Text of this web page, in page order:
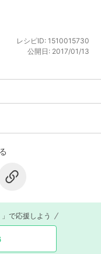
レシピID: 1510015730
公開日: 2017/01/13
で応援しよう